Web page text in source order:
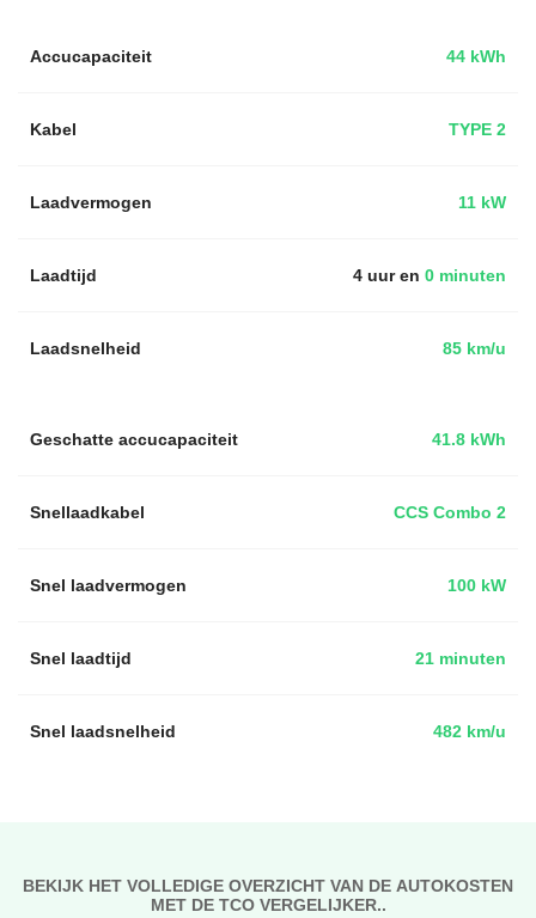
Accucapaciteit 44 kWh
Kabel TYPE 2
Laadvermogen 11 kW
Laadtijd 4 uur en 0 minuten
Laadsnelheid 85 km/u
41.8 kWh
Geschatte accucapaciteit
Snellaadkabel CCS Combo 2
Snel laadvermogen 100 kW
Snel laadtijd 21 minuten
Snel laadsnelheid 482 km/u
BEKIJK HET VOLLEDIGE OVERZICHT VAN DE AUTOKOSTEN
MET DE TCO VERGELIJKER..